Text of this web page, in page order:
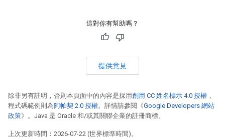
這對你有幫助嗎？
提供意見
除非另有註明，否則本頁面中的內容是採用創用 CC 姓名標示 4.0 授權 ，
程式碼範例則為阿帕契 2.0 授權。詳情請參閱《Google Developers 網站
政策》。Java 是 Oracle 和/或其關聯企業的註冊商標。
上次更新時間：2026-07-22 (世界標準時間)。